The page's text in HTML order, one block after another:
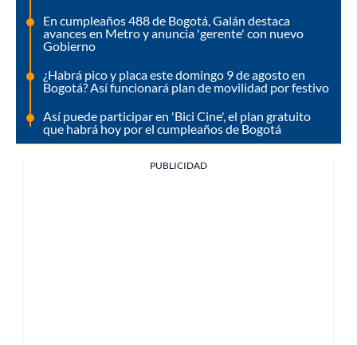
En cumpleaños 488 de Bogotá, Galán destaca
avances en Metro y anuncia 'gerente' con nuevo
Gobierno
¿Habrá pico y placa este domingo 9 de agosto en
Bogotá? Así funcionará plan de movilidad por festivo
Así puede participar en 'Bici Cine', el plan gratuito
que habrá hoy por el cumpleaños de Bogotá
PUBLICIDAD